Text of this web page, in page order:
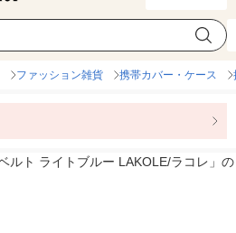
ファッション雑貨 携帯カバー・ケース